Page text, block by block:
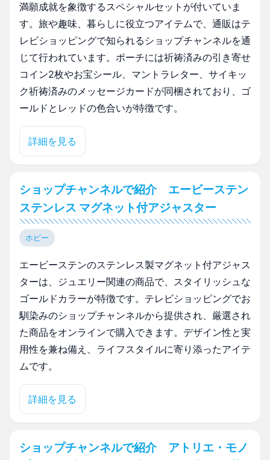
満願成就を象徴するスペシャルセットが付いていま
す。旅や趣味、暮らしに役立つアイテムで、通販はテ
レビショッピングで知られるショップチャンネルを通
じて行われています。ポーチには祈祷済みの引き寄せ
コイン2枚やお宝シール、マントラレター、サイキッ
ク祈祷済みのメッセージカードが同梱されており、ゴ
ールドとレッドの色合いが特徴です。
詳細を見る
ショップチャンネルで紹介 エービーステン
ステンレス マグネット付アジャスター
ホビー
エービーステンのステンレス製マグネット付アジャス
ターは、ジュエリー関連の商品で、スタイリッシュな
ゴールドカラーが特徴です。テレビショッピングでお
馴染みのショップチャンネルから提供され、厳選され
た商品をオンラインで購入できます。デザイン性と実
用性を兼ね備え、ライフスタイルに寄り添ったアイテ
ムです。
詳細を見る
ショップチャンネルで紹介 アトリエ・モノ